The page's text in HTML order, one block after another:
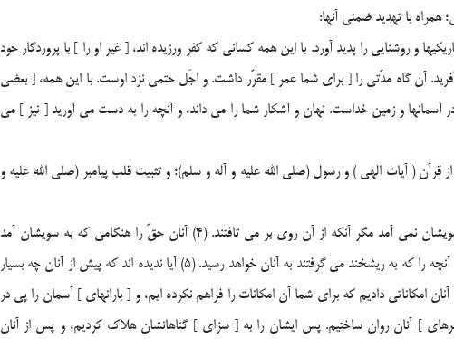
همراه با تهديد ضمني آنها:
و روشنايي را پديد آورد. با اين همه کساني که کفر ورزيده اند، [ غير او را ] با پروردگار خود
را از گِل آفريد. آن گاه مدّتي را [ براي شما عمر ] مقرّر داشت. و اجَل حتمي نزد اوست. با اين همه، [ بعضي
قدرت او ] ترديد مي کنيد. (2) و او در آسمانها و زمين خداست. نهان و آشکار شما را مي داند، و آنچه را به دست مي آوريد [ نيز ] مي
قرآن ( آيات الهي ) و رسول (صلي الله عليه و آله و سلم)؛ و تثبيت قلب پيامبر (صلي الله عليه و
و هيچ نشانه اي از نشانه هاي پروردگارشان به سويشان نمي آمد مگر آنکه از آن روي بر مي تافتند. (4) آنان حقّ را هنگامي که به سويشان آمد
تکذيب کردند، پس به زودي، [ حقيقت ] خبرهاي آنچه را که به ريشخند مي گرفتند به آنان خواهد رسيد. (5) آيا نديده اند که پيش از آنان چه بسيار
امکاناتي داديم که براي شما آن امکانات را فراهم نکرده ايم، و [ بارانهاي ] آسمان را پي در
] آنان روان ساختيم. پس ايشان را به [ سزاي ] گناهانشان هلاک کرديم، و پس از آنان